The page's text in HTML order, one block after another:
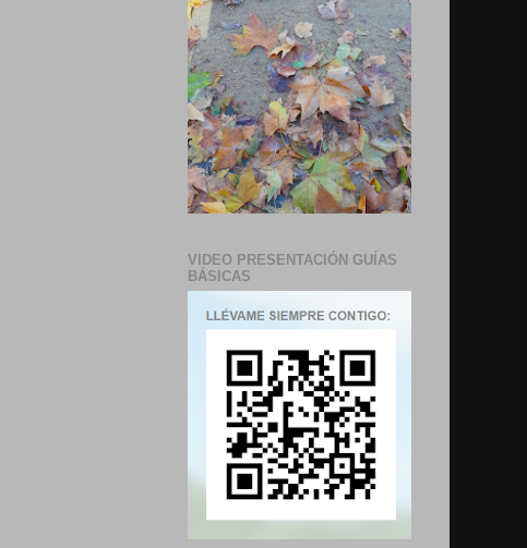
VIDEO PRESENTACIÓN GUÍAS
BÁSICAS